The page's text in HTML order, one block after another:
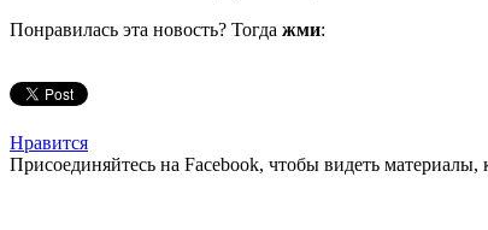
Понравилась эта новость? Тогда жми:
Нравится
Присоединяйтесь на Facebook, чтобы видеть материалы,